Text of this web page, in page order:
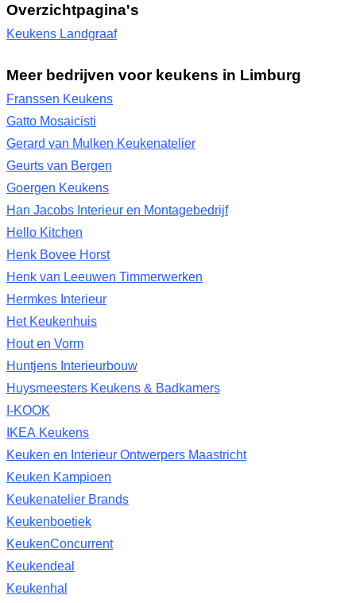
Overzichtpagina's
Keukens Landgraaf
Meer bedrijven voor keukens in Limburg
Franssen Keukens
Gatto Mosaicisti
Gerard van Mulken Keukenatelier
Geurts van Bergen
Goergen Keukens
Han Jacobs Interieur en Montagebedrijf
Hello Kitchen
Henk Bovee Horst
Henk van Leeuwen Timmerwerken
Hermkes Interieur
Het Keukenhuis
Hout en Vorm
Huntjens Interieurbouw
Huysmeesters Keukens & Badkamers
I-KOOK
IKEA Keukens
Keuken en Interieur Ontwerpers Maastricht
Keuken Kampioen
Keukenatelier Brands
Keukenboetiek
KeukenConcurrent
Keukendeal
Keukenhal